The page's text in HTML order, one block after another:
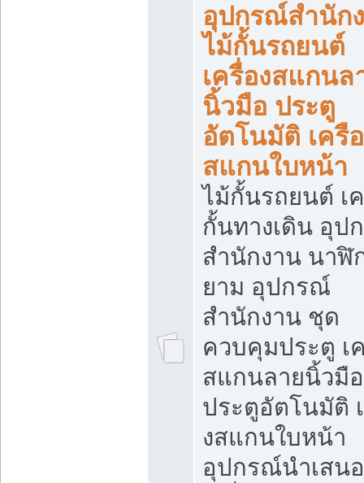
อุปกรณ์สำนัก
ไม้กั้นรถยนต์
เครื่องสแกนล
นิ้วมือ ประตู
อัตโนมัติ เครื
สแกนใบหน้า
ไม้กั้นรถยนต์ เ
กั้นทางเดิน อุป
สำนักงาน นาฬิ
ยาม อุปกรณ์
สำนักงาน ชุด
ควบคุมประตู เ
สแกนลายนิ้วมือ
ประตูอัตโนมัติ
งสแกนใบหน้า
อุปกรณ์นำเสน